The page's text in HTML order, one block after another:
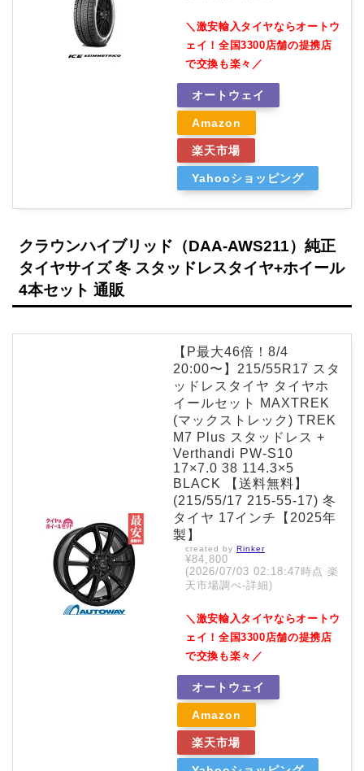
＼激安輸入タイヤならオートウ
ェイ！全国3300店舗の提携店
で交換も楽々／
オートウェイ
Amazon
楽天市場
Yahooショッピング
クラウンハイブリッド（DAA-AWS211）純正
タイヤサイズ 冬 スタッドレスタイヤ+ホイール
4本セット 通販
【P最大46倍！8/4
20:00〜】215/55R17 スタ
ッドレスタイヤ タイヤホ
イールセット MAXTREK
(マックストレック) TREK
M7 Plus スタッドレス +
Verthandi PW-S10
17×7.0 38 114.3×5
BLACK 【送料無料】
(215/55/17 215-55-17) 冬
タイヤ 17インチ【2025年
製】
created by Rinker
¥84,800
(2026/07/03 02:18:47時点 楽
天市場調べ-詳細)
＼激安輸入タイヤならオートウ
ェイ！全国3300店舗の提携店
で交換も楽々／
オートウェイ
Amazon
楽天市場